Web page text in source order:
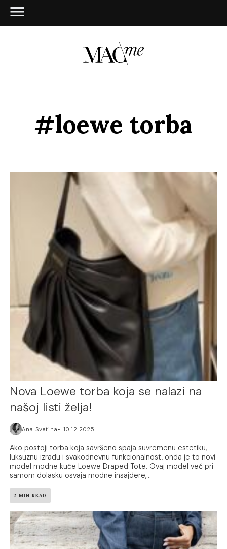
#loewe torba
Nova Loewe torba koja se nalazi na
našoj listi želja!
Ana Svetina 10.12.2025.
Ako postoji torba koja savršeno spaja suvremenu estetiku,
luksuznu izradu i svakodnevnu funkcionalnost, onda je to novi
model modne kuće Loewe Draped Tote. Ovaj model već pri
samom dolasku osvaja modne insajdere,...
2 MIN READ